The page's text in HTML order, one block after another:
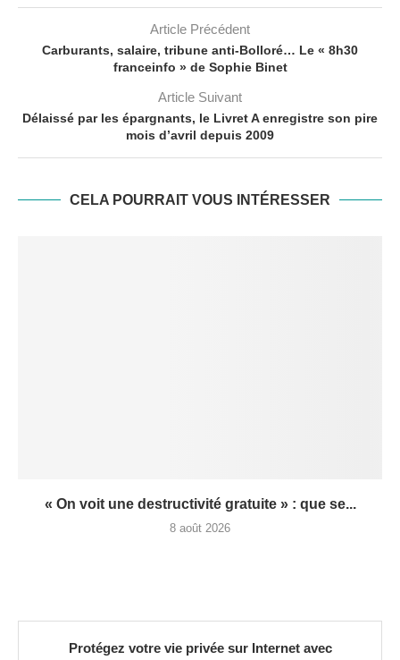
Article Précédent
Carburants, salaire, tribune anti-Bolloré… Le « 8h30
franceinfo » de Sophie Binet
Article Suivant
Délaissé par les épargnants, le Livret A enregistre son pire
mois d’avril depuis 2009
CELA POURRAIT VOUS INTÉRESSER
« On voit une destructivité gratuite » : que se...
8 août 2026
Protégez votre vie privée sur Internet avec